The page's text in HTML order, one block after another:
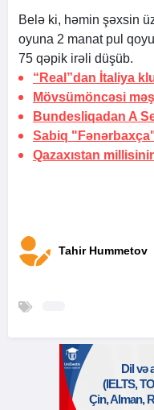
Belə ki, həmin şəxsin
oyuna 2 manat pul
75 qəpik irəli düşüb.
“Real”dan İtaliya
Mövsümöncəsi
Bundesliqadan A
Sabiq
Qazaxıstan
Tahir Hummetov